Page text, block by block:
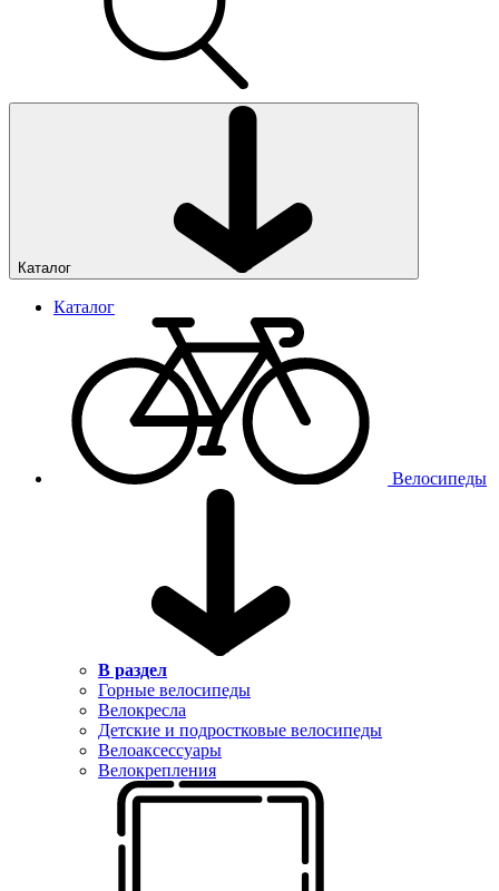
Каталог
Каталог
Велосипеды
В раздел
Горные велосипеды
Велокресла
Детские и подростковые велосипеды
Велоаксессуары
Велокрепления